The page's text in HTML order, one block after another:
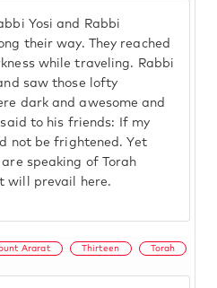
Yosi and Rabbi
their way. They reached
while traveling. Rabbi
saw those lofty
dark and awesome and
to his friends: If my
not be frightened. Yet
speaking of Torah
will prevail here.
Ararat Thirteen Torah